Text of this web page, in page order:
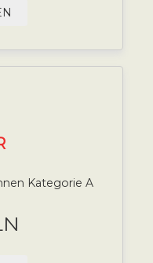
Kategorie A